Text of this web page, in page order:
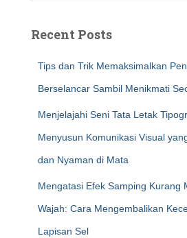
Recent Posts
Tips dan Trik Memaksimalkan
Berselancar Sambil Menikmati
Menjelajahi Seni Tata Letak
Menyusun Komunikasi Visual
dan Nyaman di Mata
Mengatasi Efek Samping Kurang
Wajah: Cara Mengembalikan
Lapisan Sel